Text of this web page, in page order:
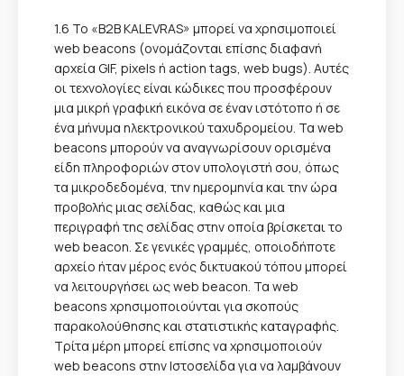
1.6 Το «B2B KALEVRAS» μπορεί να χρησιμοποιεί
web beacons (ονομάζονται επίσης διαφανή
αρχεία GIF, pixels ή action tags, web bugs). Αυτές
οι τεχνολογίες είναι κώδικες που προσφέρουν
μια μικρή γραφική εικόνα σε έναν ιστότοπο ή σε
ένα μήνυμα ηλεκτρονικού ταχυδρομείου. Τα web
beacons μπορούν να αναγνωρίσουν ορισμένα
είδη πληροφοριών στον υπολογιστή σου, όπως
τα μικροδεδομένα, την ημερομηνία και την ώρα
προβολής μιας σελίδας, καθώς και μια
περιγραφή της σελίδας στην οποία βρίσκεται το
web beacon. Σε γενικές γραμμές, οποιοδήποτε
αρχείο ήταν μέρος ενός δικτυακού τόπου μπορεί
να λειτουργήσει ως web beacon. Τα web
beacons χρησιμοποιούνται για σκοπούς
παρακολούθησης και στατιστικής καταγραφής.
Τρίτα μέρη μπορεί επίσης να χρησιμοποιούν
web beacons στην Ιστοσελίδα για να λαμβάνουν